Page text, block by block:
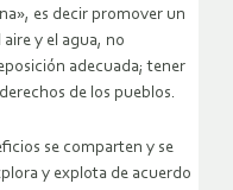
es decir promover un
y el agua, no
adecuada; tener
de los pueblos.
se comparten y se
y explota de acuerdo